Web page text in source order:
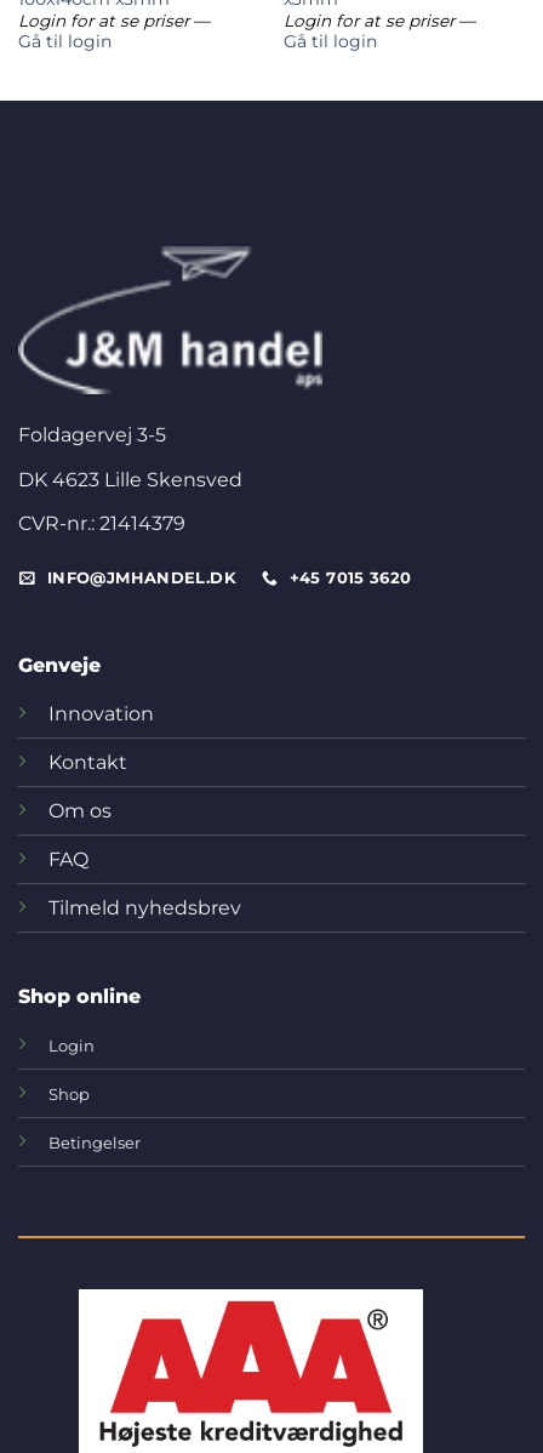
Login for at se priser—
Gå til login
Login for at se priser—
Gå til login
Foldagervej 3-5
DK 4623 Lille Skensved
CVR-nr.: 21414379
INFO@JMHANDEL.DK +45 7015 3620
Genveje
Innovation
Kontakt
Om os
FAQ
Tilmeld nyhedsbrev
Shop online
Login
Shop
Betingelser